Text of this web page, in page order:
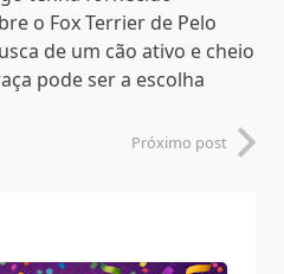
o Fox Terrier de Pelo
de um cão ativo e cheio
pode ser a escolha
Próximo post